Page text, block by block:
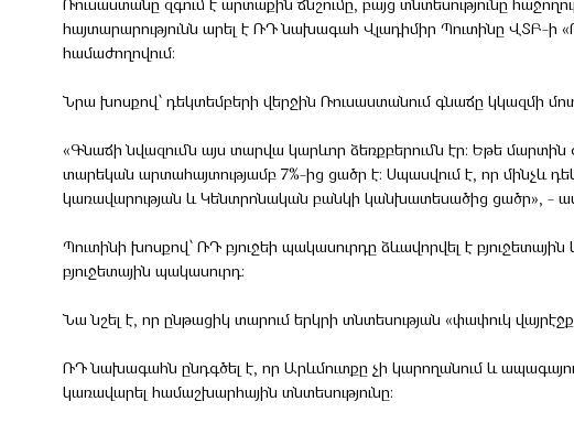
Ռուսաստանը զգում է արտաքին ճնշումը, բայց տնտեսությունը
հայտարարությունն արել է ՌԴ նախագահ Վլադիմիր Պուտինը ՎՏԲ-ի
համաժողովում։
Նրա խոսքով՝ դեկտեմբերի վերջին Ռուսաստանում գնաճը կկազմի
«Գնաճի նվազումն այս տարվա կարևոր ձեռքբերումն էր։ Եթե
տարեկան արտահայտությամբ 7%-ից ցածր է։ Սպասվում է, որ մինչև
կառավարության և Կենտրոնական բանկի կանխատեսածից ցածր», -
Պուտինի խոսքով՝ ՌԴ բյուջեի պակասուրդը ձևավորվել է
բյուջետային պակասուրդ:
Նա նշել է, որ ընթացիկ տարում երկրի տնտեսության «փափուկ
ՌԴ նախագահն ընդգծել է, որ Արևմուտքը չի կարողանում և
կառավարել համաշխարհային տնտեսությունը: